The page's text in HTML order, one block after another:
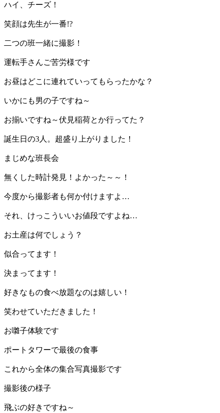
ハイ、チーズ！
笑顔は先生が一番!?
二つの班一緒に撮影！
運転手さんご苦労様です
お昼はどこに連れていってもらったかな？
いかにも男の子ですね～
お揃いですね～伏見稲荷とか行ってた？
誕生日の3人。超盛り上がりました！
まじめな班長会
無くした時計発見！よかった～～！
今度から撮影者も何か付けますよ…
それ、けっこういいお値段ですよね…
お土産は何でしょう？
似合ってます！
決まってます！
好きなもの食べ放題なのは嬉しい！
笑わせていただきました！
お囃子体験です
ポートタワーで最後の食事
これから全体の集合写真撮影です
撮影後の様子
飛ぶの好きですね～